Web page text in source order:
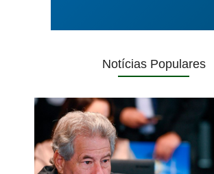
Notícias Populares